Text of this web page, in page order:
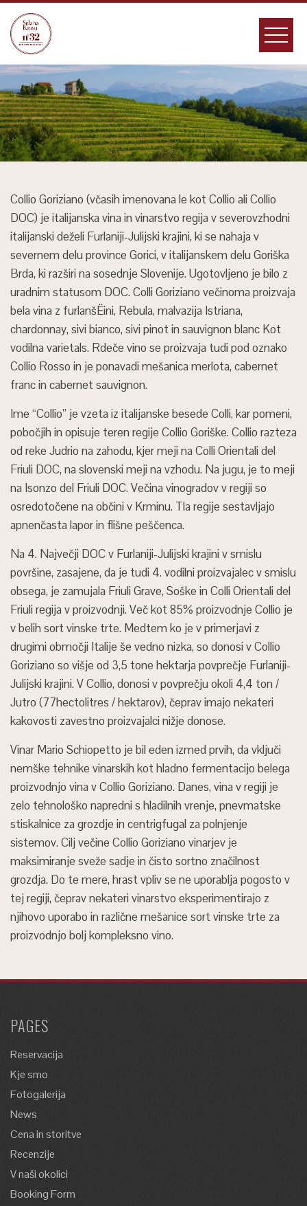
content
Collio Goriziano (včasih imenovana le kot Collio ali Collio
DOC) je italijanska vina in vinarstvo regija v severovzhodni
italijanski deželi Furlaniji-Julijski krajini, ki se nahaja v
severnem delu province Gorici, v italijanskem delu Goriška
Brda, ki razširi na sosednje Slovenije. Ugotovljeno je bilo z
uradnim statusom DOC. Colli Goriziano večinoma proizvaja
bela vina z furlanšËini, Rebula, malvazija Istriana,
chardonnay, sivi bianco, sivi pinot in sauvignon blanc Kot
vodilna varietals. Rdeče vino se proizvaja tudi pod oznako
Collio Rosso in je ponavadi mešanica merlota, cabernet
franc in cabernet sauvignon.
Ime “Collio” je vzeta iz italijanske besede Colli, kar pomeni,
pobočjih in opisuje teren regije Collio Goriške. Collio razteza
od reke Judrio na zahodu, kjer meji na Colli Orientali del
Friuli DOC, na slovenski meji na vzhodu. Na jugu, je to meji
na Isonzo del Friuli DOC. Večina vinogradov v regiji so
osredotočene na občini v Krminu. Tla regije sestavljajo
apnenčasta lapor in flišne peščenca.
Na 4. Največji DOC v Furlaniji-Julijski krajini v smislu
površine, zasajene, da je tudi 4. vodilni proizvajalec v smislu
obsega, je zamujala Friuli Grave, Soške in Colli Orientali del
Friuli regija v proizvodnji. Več kot 85% proizvodnje Collio je
v belih sort vinske trte. Medtem ko je v primerjavi z
drugimi območji Italije še vedno nizka, so donosi v Collio
Goriziano so višje od 3,5 tone hektarja povprečje Furlaniji-
Julijski krajini. V Collio, donosi v povprečju okoli 4,4 ton /
Jutro (77hectolitres / hektarov), čeprav imajo nekateri
kakovosti zavestno proizvajalci nižje donose.
Vinar Mario Schiopetto je bil eden izmed prvih, da vključi
nemške tehnike vinarskih kot hladno fermentacijo belega
proizvodnjo vina v Collio Goriziano. Danes, vina v regiji je
zelo tehnološko napredni s hladilnih vrenje, pnevmatske
stiskalnice za grozdje in centrigfugal za polnjenje
sistemov. Cilj večine Collio Goriziano vinarjev je
maksimiranje sveže sadje in čisto sortno značilnost
grozdja. Do te mere, hrast vpliv se ne uporablja pogosto v
tej regiji, čeprav nekateri vinarstvo eksperimentirajo z
njihovo uporabo in različne mešanice sort vinske trte za
proizvodnjo bolj kompleksno vino.
PAGES
Reservacija
Kje smo
Fotogalerija
News
Cena in storitve
Recenzije
V naši okolici
Booking Form